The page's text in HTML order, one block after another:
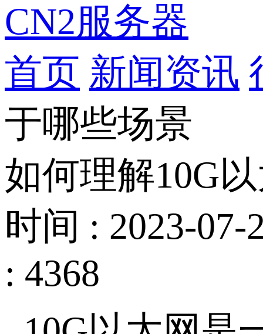
CN2服务器
首页 新闻资讯
于哪些场景
如何理解10G
时间 : 2023-07-
: 4368